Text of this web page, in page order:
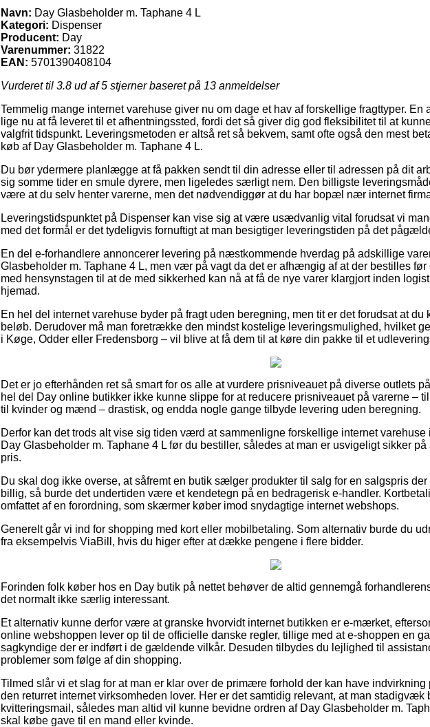
Navn: Day Glasbeholder m. Taphane 4 L
Kategori: Dispenser
Producent: Day
Varenummer: 31822
EAN: 5701390408104
Vurderet til 3.8 ud af 5 stjerner baseret på 13 anmeldelser
Temmelig mange internet varehuse giver nu om dage et hav af forskellige fragttyper.
lige nu at få leveret til et afhentningssted, fordi det så giver dig god fleksibilitet til at
valgfrit tidspunkt. Leveringsmetoden er altså ret så bekvem, samt ofte også den mest
køb af Day Glasbeholder m. Taphane 4 L.
Du bør ydermere planlægge at få pakken sendt til din adresse eller til adressen på dit
sig somme tider en smule dyrere, men ligeledes særligt nem. Den billigste
være at du selv henter varerne, men det nødvendiggør at du har bopæl nær internet
Leveringstidspunktet på Dispenser kan vise sig at være usædvanlig vital forudsat vi
med det formål er det tydeligvis fornuftigt at man besigtiger leveringstiden på det
En del e-forhandlere annoncerer levering på næstkommende hverdag på adskillige
Glasbeholder m. Taphane 4 L, men vær på vagt da det er afhængig af at der bestilles
med hensynstagen til at de med sikkerhed kan nå at få de nye varer klargjort inden
hjemad.
En hel del internet varehuse byder på fragt uden beregning, men tit er det forudsat at du
beløb. Derudover må man foretrække den mindst kostelige leveringsmulighed, hvilket
i Køge, Odder eller Fredensborg – vil blive at få dem til at køre din pakke til et
Det er jo efterhånden ret så smart for os alle at vurdere prisniveauet på diverse outlets
hel del Day online butikker ikke kunne slippe for at reducere prisniveauet på varerne –
til kvinder og mænd – drastisk, og endda nogle gange tilbyde levering uden beregning.
Derfor kan det trods alt vise sig tiden værd at sammenligne forskellige internet varehuse
Day Glasbeholder m. Taphane 4 L før du bestiller, således at man er usvigeligt sikker
pris.
Du skal dog ikke overse, at såfremt en butik sælger produkter til salg for en salgspris
billig, så burde det undertiden være et kendetegn på en bedragerisk e-handler.
omfattet af en forordning, som skærmer køber imod snydagtige internet webshops.
Generelt går vi ind for shopping med kort eller mobilbetaling. Som alternativ burde du
fra eksempelvis ViaBill, hvis du higer efter at dække pengene i flere bidder.
Forinden folk køber hos en Day butik på nettet behøver de altid gennemgå
det normalt ikke særlig interessant.
Et alternativ kunne derfor være at granske hvorvidt internet butikken er e-mærket,
online webshoppen lever op til de officielle danske regler, tillige med at e-shoppen en
sagkyndige der er indført i de gældende vilkår. Desuden tilbydes du lejlighed til
problemer som følge af din shopping.
Tilmed slår vi et slag for at man er klar over de primære forhold der kan have
den returret internet virksomheden lover. Her er det samtidig relevant, at man stadigvæk
kvitteringsmail, således man altid vil kunne bevidne ordren af Day Glasbeholder m.
skal købe gave til en mand eller kvinde.